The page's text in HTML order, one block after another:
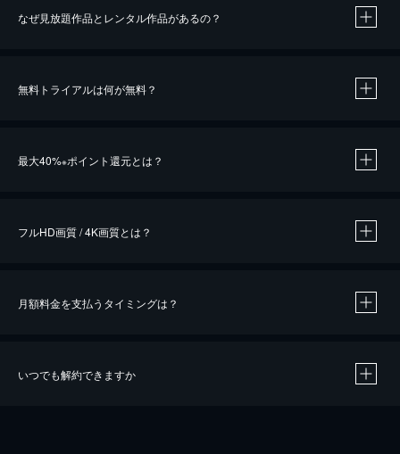
なぜ見放題作品とレンタル作品があるの？
無料トライアルは何が無料？
最大40%※ポイント還元とは？
※40％ポイント還元の対象は、クレジットカード決済による作品の購入 / レンタルです。
フルHD画質 / 4K画質とは？
月額料金を支払うタイミングは？
いつでも解約できますか